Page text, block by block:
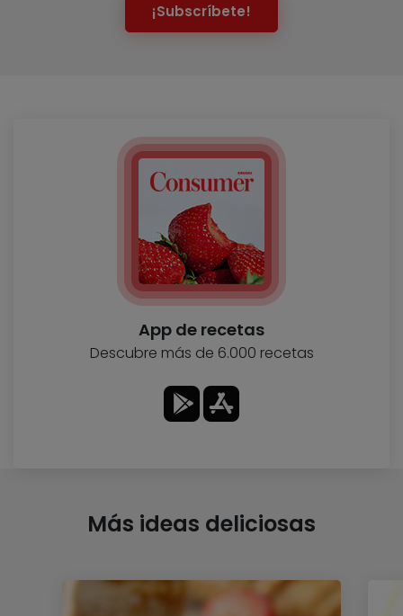
¡Subscríbete!
App de recetas
Descubre más de 6.000 recetas
Más ideas deliciosas